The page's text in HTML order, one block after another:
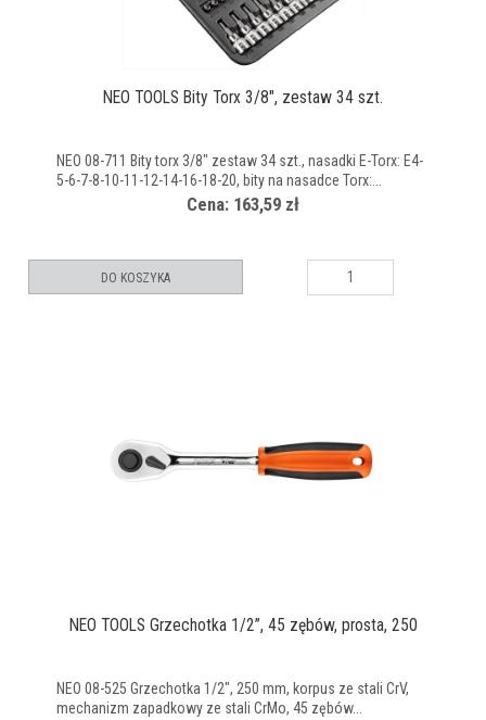
NEO TOOLS Bity Torx 3/8", zestaw 34 szt.
NEO 08-711 Bity torx 3/8" zestaw 34 szt., nasadki E-Torx: E4-
5-6-7-8-10-11-12-14-16-18-20, bity na nasadce Torx:...
Cena: 163,59 zł
DO KOSZYKA
NEO TOOLS Grzechotka 1/2’’, 45 zębów, prosta, 250
NEO 08-525 Grzechotka 1/2", 250 mm, korpus ze stali CrV,
mechanizm zapadkowy ze stali CrMo, 45 zębów...